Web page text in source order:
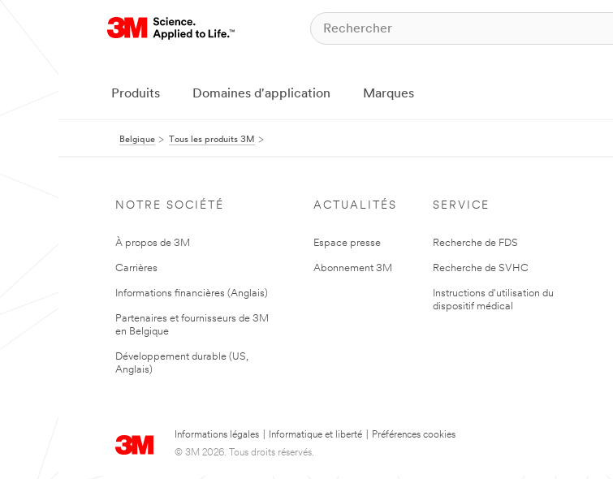
Produits Domaines d'application Marques
Belgique Tous les produits 3M
NOTRE SOCIÉTÉ
À propos de 3M
Carrières
Informations financières (Anglais)
Partenaires et fournisseurs de 3M
en Belgique
Développement durable (US,
Anglais)
ACTUALITÉS
Espace presse
Abonnement 3M
SERVICE
Recherche de FDS
Recherche de SVHC
Instructions d'utilisation du
dispositif médical
Informations légales Informatique et liberté
Préférences cookies
© 3M 2026. Tous droits réservés.